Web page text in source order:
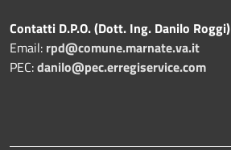
Contatti D.P.O. (Dott. Ing. Danilo Roggi)
Email: rpd@comune.marnate.va.it
PEC:danilo@pec.erregiservice.com